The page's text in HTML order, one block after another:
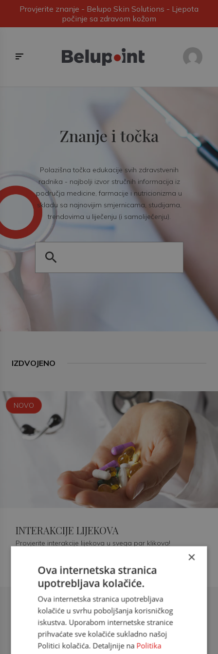
Provjerite znanje - Belupo Skin Solutions - Ljepota
počinje sa zdravom kožom
Znanje i točka
Polazišna točka edukacije svih zdravstvenih
radnika - najbolji izvor stručnih informacija iz
područja medicine, farmacije i nutricionizma u
skladu sa najnovijim smjernicama, studijama,
trendovima u liječenju (i samoliječenju).
IZDVOJENO
Šećerna bolest tip 2 = kardiovaskularna
doc. dr. sc. Višnja Kokić Maleš,
dr.med., specijalististica
NOVO
INTERAKCIJE LIJEKOVA
Provjerite interakcije lijekova u svega par klikova!
×
Ova internetska stranica
upotrebljava kolačiće.
Ova internetska stranica upotrebljava
kolačiće u svrhu poboljšanja korisničkog
iskustva. Uporabom internetske stranice
prihvaćate sve kolačiće sukladno našoj
Politici kolačića. Detaljnije na Politika